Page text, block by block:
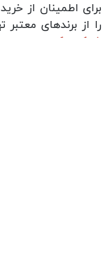
برای اطمینان از
را از برندهای معتبر
شیک
دکتر براون